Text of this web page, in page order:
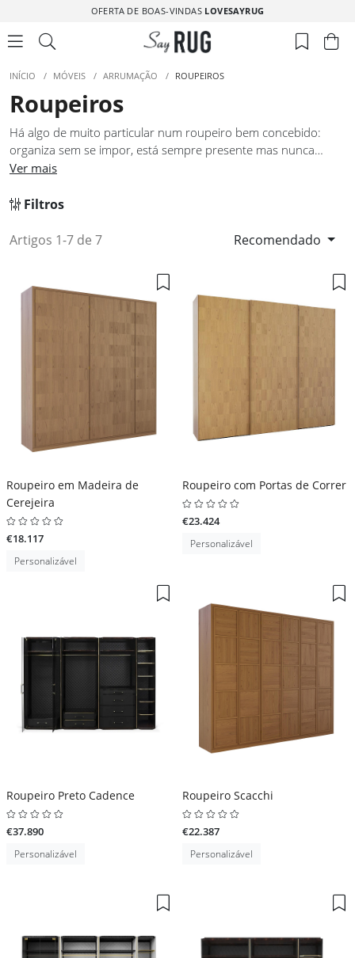
OFERTA DE BOAS-VINDAS LOVESAYRUG
INÍCIO / MÓVEIS / ARRUMAÇÃO / ROUPEIROS
Roupeiros
Há algo de muito particular num roupeiro bem concebido:
organiza sem se impor, está sempre presente mas nunca
perturba. Nesta seleção de roupeiros, cada modelo foi
espaço para tudo, acesso intuitivo, e uma presença visual que
importa, a proporção importa, e os detalhes de cada peça
se faz uma vez e não se questiona novamente.
Ver mais
Filtros
Artigos 1-7 de 7 Recomendado
Roupeiro em Madeira de
Cerejeira
€18.117
Personalizável
Roupeiro com Portas de Correr
€23.424
Personalizável
Roupeiro Preto Cadence
€37.890
Personalizável
Roupeiro Scacchi
€22.387
Personalizável